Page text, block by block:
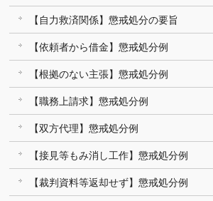
【自力救済関係】懲戒処分の要旨
【依頼者から借金】懲戒処分例
【根拠のない主張】懲戒処分例
【職務上請求】懲戒処分例
【双方代理】懲戒処分例
【接見等もみ消し工作】懲戒処分例
【裁判資料等返却せず】懲戒処分例